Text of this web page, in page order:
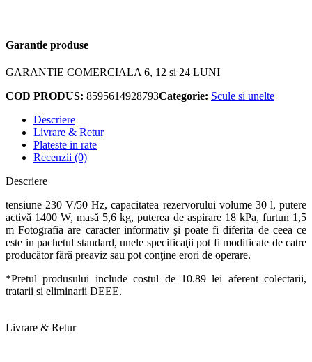
Garantie produse
GARANTIE COMERCIALA 6, 12 si 24 LUNI
COD PRODUS: 8595614928793Categorie: Scule si unelte
Descriere
Livrare & Retur
Plateste in rate
Recenzii (0)
Descriere
tensiune 230 V/50 Hz, capacitatea rezervorului volume 30 l, putere
activă 1400 W, masă 5,6 kg, puterea de aspirare 18 kPa, furtun 1,5
m Fotografia are caracter informativ şi poate fi diferita de ceea ce
este in pachetul standard, unele specificaţii pot fi modificate de catre
producător fără preaviz sau pot conţine erori de operare.
*Pretul produsului include costul de 10.89 lei aferent colectarii,
tratarii si eliminarii DEEE.
Livrare & Retur